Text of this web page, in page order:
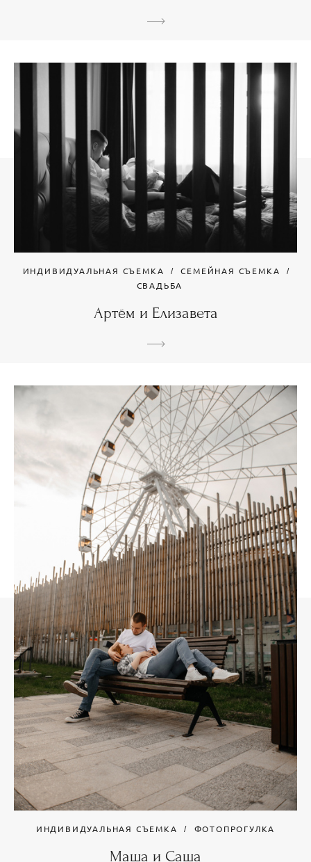
ИНДИВИДУАЛЬНАЯ СЪЕМКА
СЕМЕЙНАЯ СЪЕМКА
СВАДЬБА
Артём и Елизавета
ИНДИВИДУАЛЬНАЯ СЪЕМКА ФОТОПРОГУЛКА
Маша и Саша